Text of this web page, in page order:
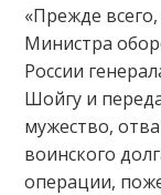
«Прежде
Министра
России
Шойгу и
мужество,
воинского
операции,